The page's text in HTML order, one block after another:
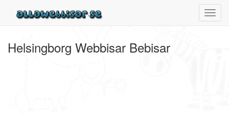
Helsingborg Webbisar Bebisar